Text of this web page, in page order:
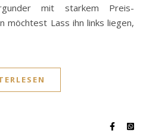
mit starkem Preis-
möchtest Lass ihn links liegen,